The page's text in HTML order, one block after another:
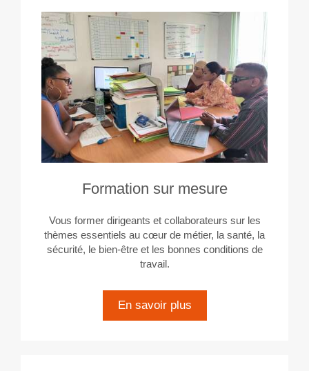
Formation sur mesure
Vous former dirigeants et collaborateurs sur les
thèmes essentiels au cœur de métier, la santé, la
sécurité, le bien-être et les bonnes conditions de
travail.
En savoir plus